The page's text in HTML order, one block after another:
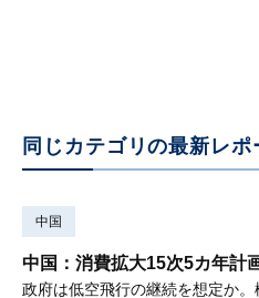
同じカテゴリの最新レポ
中国
中国：消費拡大15次5カ年計